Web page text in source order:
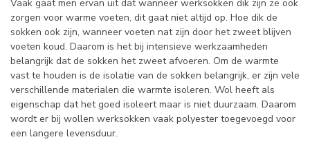
Vaak gaat men ervan uit dat wanneer werksokken dik zijn ze ook
zorgen voor warme voeten, dit gaat niet altijd op. Hoe dik de
sokken ook zijn, wanneer voeten nat zijn door het zweet blijven
voeten koud. Daarom is het bij intensieve werkzaamheden
belangrijk dat de sokken het zweet afvoeren. Om de warmte
vast te houden is de isolatie van de sokken belangrijk, er zijn vele
verschillende materialen die warmte isoleren. Wol heeft als
eigenschap dat het goed isoleert maar is niet duurzaam. Daarom
wordt er bij wollen werksokken vaak polyester toegevoegd voor
een langere levensduur.